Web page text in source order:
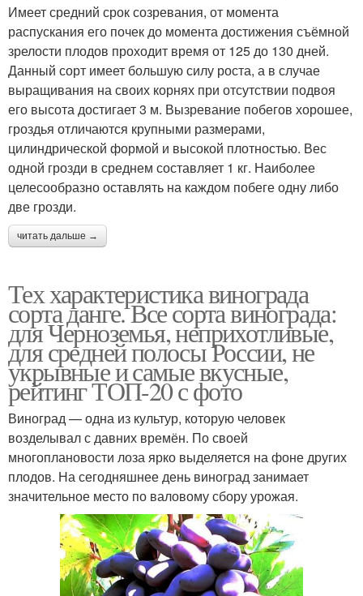
Имеет средний срок созревания, от момента
распускания его почек до момента достижения съёмной
зрелости плодов проходит время от 125 до 130 дней.
Данный сорт имеет большую силу роста, а в случае
выращивания на своих корнях при отсутствии подвоя
его высота достигает 3 м. Вызревание побегов хорошее,
гроздья отличаются крупными размерами,
цилиндрической формой и высокой плотностью. Вес
одной грозди в среднем составляет 1 кг. Наиболее
целесообразно оставлять на каждом побеге одну либо
две грозди.
читать дальше →
Тех характеристика винограда
сорта данге. Все сорта винограда:
для Черноземья, неприхотливые,
для средней полосы России, не
укрывные и самые вкусные,
рейтинг ТОП-20 с фото
Виноград — одна из культур, которую человек
возделывал с давних времён. По своей
многоплановости лоза ярко выделяется на фоне других
плодов. На сегодняшнее день виноград занимает
значительное место по валовому сбору урожая.